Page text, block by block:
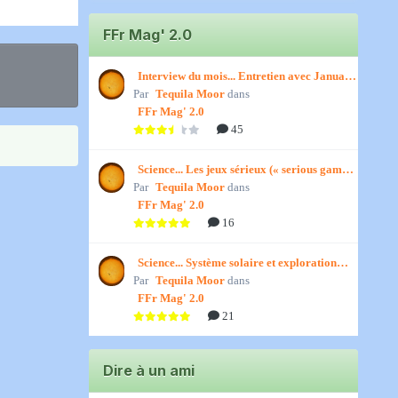
FFr Mag' 2.0
Interview du mois... Entretien avec January,
par Titenath
Par Tequila Moor dans
FFr Mag' 2.0
45
Science... Les jeux sérieux (« serious games
») par Jedino
Par Tequila Moor dans
FFr Mag' 2.0
16
Science... Système solaire et exploration
spatiale, par Jedino
Par Tequila Moor dans
FFr Mag' 2.0
21
Dire à un ami